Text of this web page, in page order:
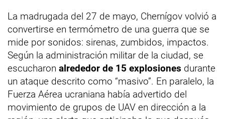
La madrugada del 27 de mayo, Chernígov volvió a
convertirse en termómetro de una guerra que se
mide por sonidos: sirenas, zumbidos, impactos.
Según la administración militar de la ciudad, se
escucharon alrededor de 15 explosiones durante
un ataque descrito como “masivo”. En paralelo, la
Fuerza Aérea ucraniana había advertido del
movimiento de grupos de UAV en dirección a la